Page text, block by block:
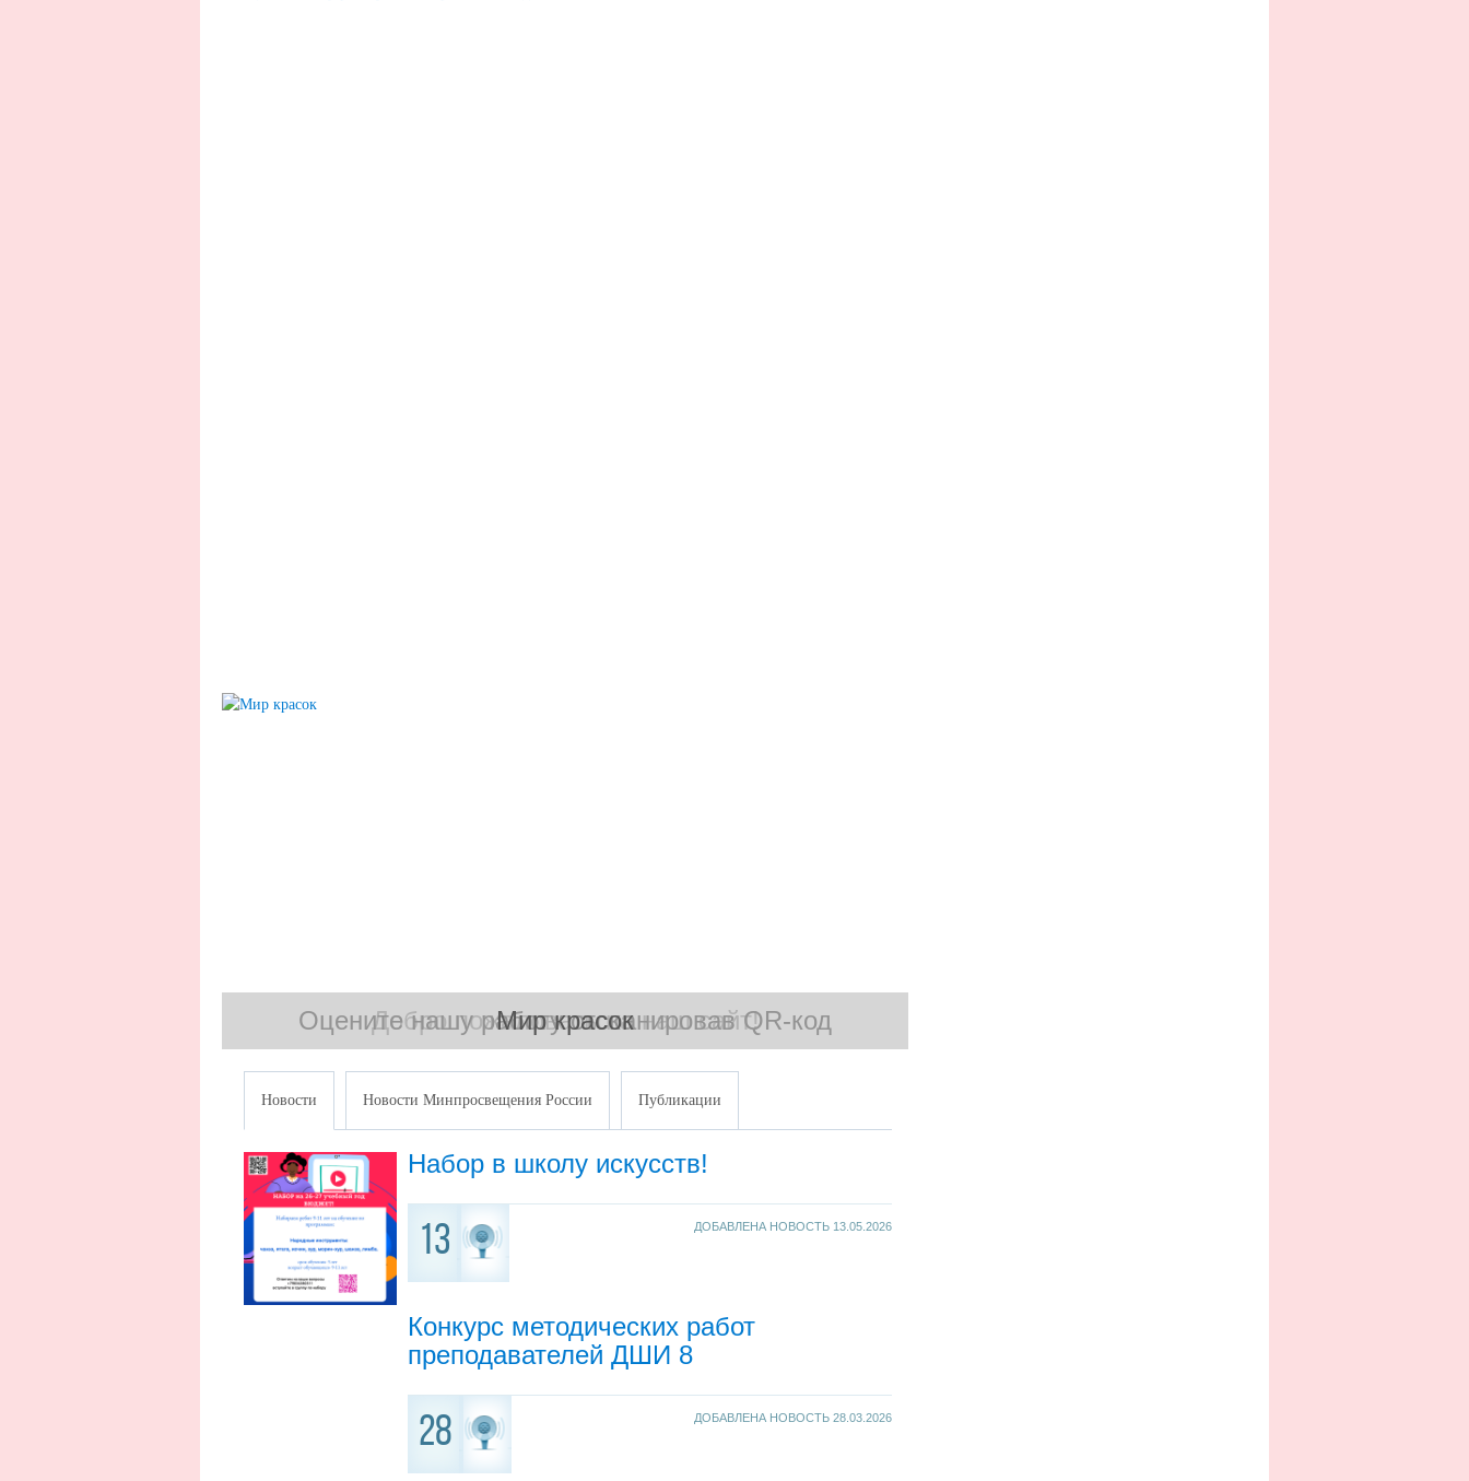
Добро пожаловать на наш сайт!
Оцените нашу работу отсканировав QR-код
Мир красок
Новости Новости Минпросвещения России Публикации
Набор в школу искусств!
13 ДОБАВЛЕНА НОВОСТЬ 13.05.2026
Конкурс методических работ
преподавателей ДШИ 8
28 ДОБАВЛЕНА НОВОСТЬ 28.03.2026